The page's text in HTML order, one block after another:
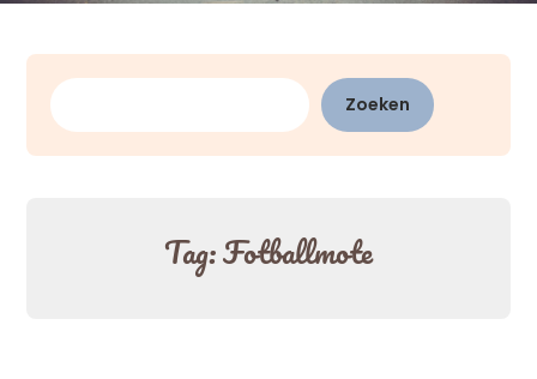
Zoeken
Zoeken
Tag:Fotballmote